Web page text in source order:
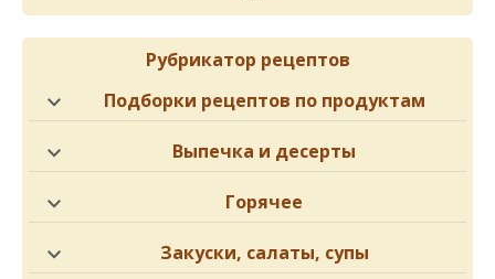
Рубрикатор рецептов
Подборки рецептов по продуктам
Выпечка и десерты
Горячее
Закуски, салаты, супы